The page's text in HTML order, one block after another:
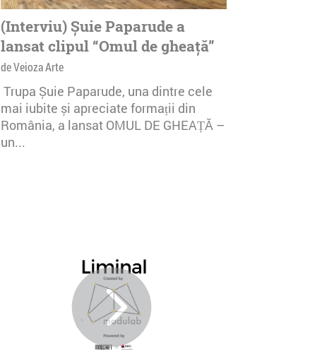
(Interviu) Șuie Paparude a
lansat clipul “Omul de gheață”
de Veioza Arte
Trupa Șuie Paparude, una dintre cele
mai iubite și apreciate formații din
România, a lansat OMUL DE GHEAȚĂ –
un...